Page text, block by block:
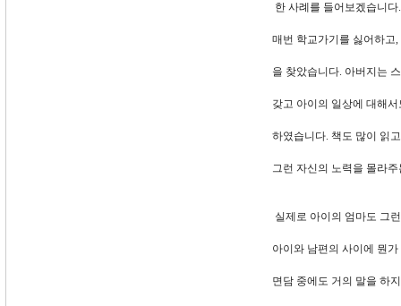
한 사례를 들어보겠습니다.
매번 학교가기를 싫어하고
을 찾았습니다. 아버지는
갖고 아이의 일상에 대해
하였습니다. 책도 많이 읽
그런 자신의 노력을 몰라
실제로 아이의 엄마도 그
아이와 남편의 사이에 뭔
면담 중에도 거의 말을 하